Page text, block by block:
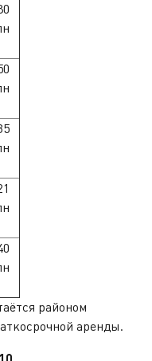
районом
аренды.